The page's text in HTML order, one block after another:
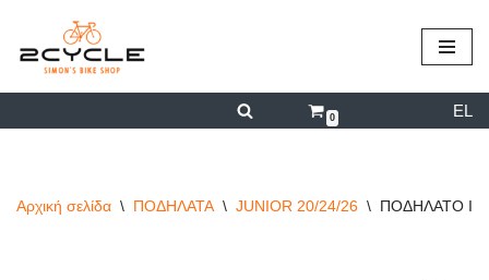
περιεχόμενο
Μεταπηδήστε
0 EL
Αρχική σελίδα \ ΠΟΔΗΛΑΤΑ \ JUNIOR 20/24/26 \ ΠΟΔΗΛΑΤΟ